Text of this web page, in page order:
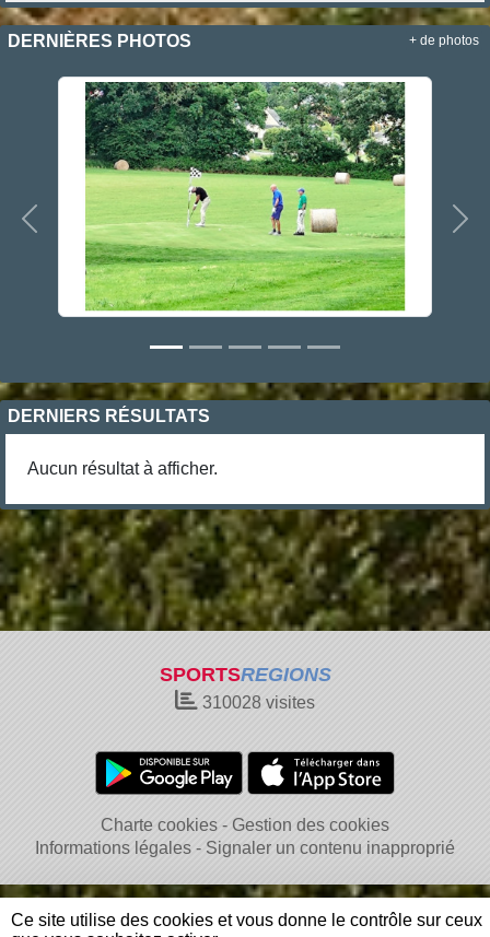
DERNIÈRES PHOTOS
Précedent
+ de photos
DERNIERS RÉSULTATS
Aucun résultat à afficher.
SPORTSREGIONS
310028 visites
Charte cookies
Gestion des cookies
Informations légales
Signaler un contenu inapproprié
Ce site utilise des cookies et vous donne le contrôle sur ceux